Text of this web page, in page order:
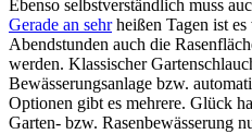
Ebenso selbstverständlich muss
Gerade an sehrheißen Tagen ist
Abendstunden auch die
werden. Klassischer
Bewässerungsanlage bzw.
Optionen gibt es mehrere. Glück
Garten- bzw. Rasenbewässerung